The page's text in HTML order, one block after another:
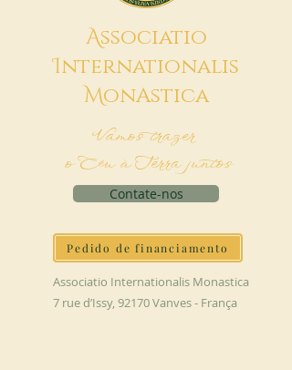
Associatio
Internationalis
MonAstica
Vamos trazer
o Céu à Terra juntos
Contate-nos
Pedido de financiamento
Associatio Internationalis Monastica
7 rue d’Issy, 92170 Vanves - França